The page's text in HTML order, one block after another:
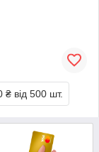
₴ від 500 шт.